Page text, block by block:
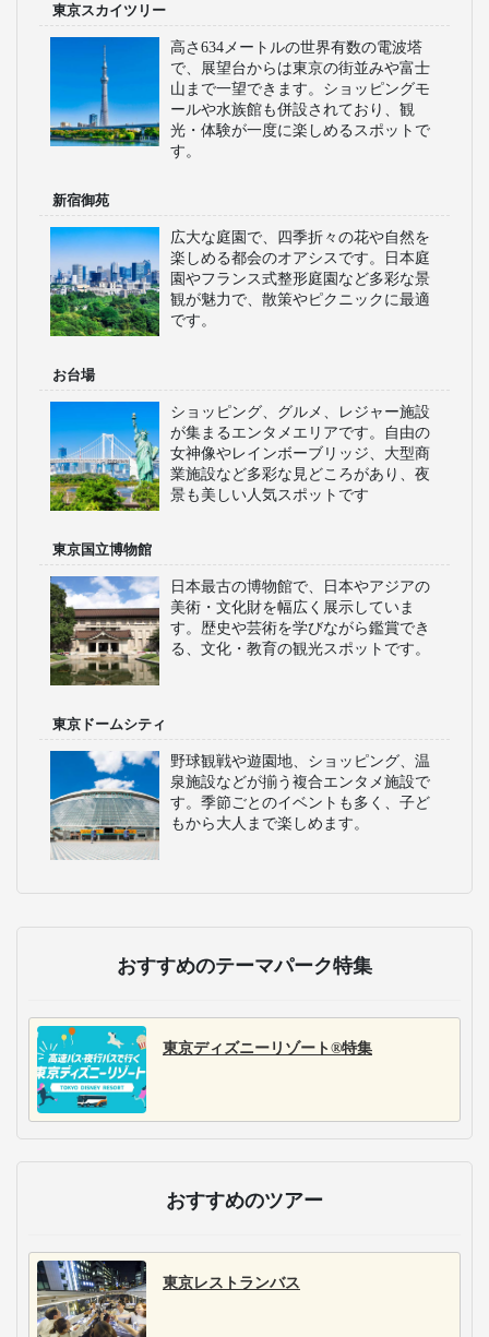
東京スカイツリー
高さ634メートルの世界有数の電波塔
で、展望台からは東京の街並みや富士
山まで一望できます。ショッピングモ
ールや水族館も併設されており、観
光・体験が一度に楽しめるスポットで
す。
新宿御苑
広大な庭園で、四季折々の花や自然を
楽しめる都会のオアシスです。日本庭
園やフランス式整形庭園など多彩な景
観が魅力で、散策やピクニックに最適
です。
お台場
ショッピング、グルメ、レジャー施設
が集まるエンタメエリアです。自由の
女神像やレインボーブリッジ、大型商
業施設など多彩な見どころがあり、夜
景も美しい人気スポットです
東京国立博物館
日本最古の博物館で、日本やアジアの
美術・文化財を幅広く展示していま
す。歴史や芸術を学びながら鑑賞でき
る、文化・教育の観光スポットです。
東京ドームシティ
野球観戦や遊園地、ショッピング、温
泉施設などが揃う複合エンタメ施設で
す。季節ごとのイベントも多く、子ど
もから大人まで楽しめます。
おすすめのテーマパーク特集
東京ディズニーリゾート®特集
おすすめのツアー
東京レストランバス